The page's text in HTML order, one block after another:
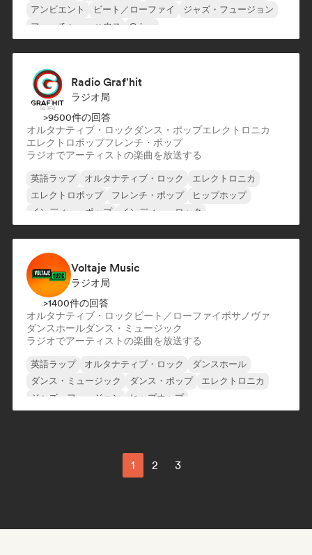
アンビエント
ビート／ローファイ
ジャズ・フュージョン
フューチャー・ハウス
Grime
Radio Graf'hit
ラジオ局
>9500件の回答
オルタナティブ・ロック ダンス・ポップエレクトロニカ
エレクトロポップフレンチ・ポップ
ラジオでアーティストの楽曲を放送する
英語ラップ オルタナティブ・ロック
エレクトロニカ
エレクトロポップ
フレンチ・ポップ
ヒップホップ
インディー・ポップ
インディー・ロック
Voltaje Music
ラジオ局
>1400件の回答
オルタナティブ・ロック ビート／ローファイボサノヴァ
ダンスホールダンス・ミュージック
ラジオでアーティストの楽曲を放送する
英語ラップ オルタナティブ・ロック
ダンスホール
ダンス・ミュージック
ダンス・ポップ
エレクトロニカ
ジャズ・フュージョン
ヒップホップ
1 2 3